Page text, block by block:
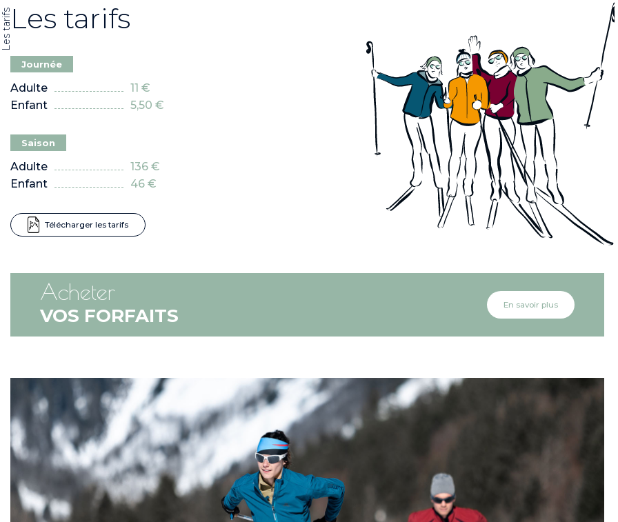
Les tarifsLes tarifs
Journée
adulte
11 €
enfant
5,50 €
Saison
adulte
136 €
enfant
46 €
Télécharger les tarifs
Acheter
VOS FORFAITS En savoir plus